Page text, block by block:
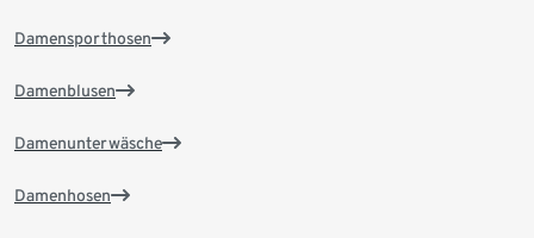
Damensporthosen
Damenblusen
Damenunterwäsche
Damenhosen